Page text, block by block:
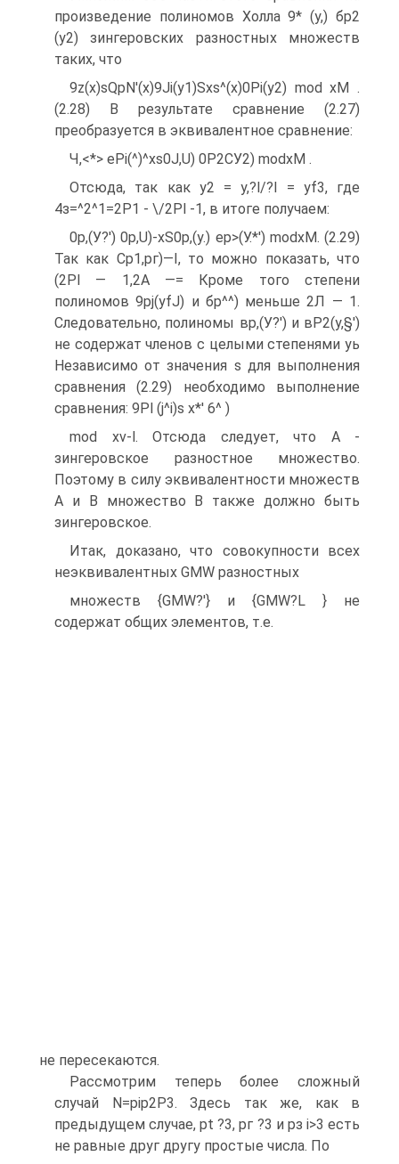
произведение полиномов Холла 9* (у,) бр2
(у2) зингеровских разностных множеств
таких, что
9z(x)sQpN'(x)9Ji(y1)Sxs^(x)0Pi(y2) mod хМ .
(2.28) В результате сравнение (2.27)
преобразуется в эквивалентное сравнение:
Ч,<*> ePi(^)^xs0J,U) 0Р2СУ2) modxM .
Отсюда, так как у2 = y,?l/?l = yf3, где
4з=^2^1=2Р1 - \/2Pl -1, в итоге получаем:
0р,(У?') 0p,U)-xS0p,(y.) ер>(У.*') modxM. (2.29)
Так как Ср1,рг)—I, то можно показать, что
(2Pl — 1,2А —= Кроме того степени
полиномов 9pj(yfJ) и бр^^) меньше 2Л — 1.
Следовательно, полиномы вр,(У?') и вР2(у,§')
не содержат членов с целыми степенями уь
Независимо от значения s для выполнения
сравнения (2.29) необходимо выполнение
сравнения: 9Pl (j^i)s х*' 6^ )
mod xv-l. Отсюда следует, что А -
зингеровское разностное множество.
Поэтому в силу эквивалентности множеств
А и В множество В также должно быть
зингеровское.
Итак, доказано, что совокупности всех
неэквивалентных GMW разностных
множеств {GMW?'} и {GMW?L } не
содержат общих элементов, т.е.
не пересекаются.
Рассмотрим теперь более сложный
случай N=pip2P3. Здесь так же, как в
предыдущем случае, pt ?3, рг ?3 и рз i>3 есть
не равные друг другу простые числа. По